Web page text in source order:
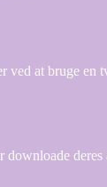
ved at bruge en